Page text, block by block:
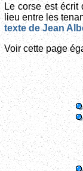
Le corse est
lieu entre les
texte de Jean
Voir cette page